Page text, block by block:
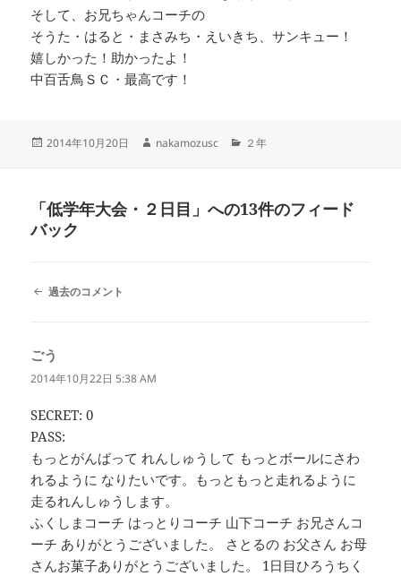
そして、お兄ちゃんコーチの
そうた・はると・まさみち・えいきち、サンキュー！
嬉しかった！助かったよ！
中百舌鳥ＳＣ・最高です！
投
2014年10月20日
作
nakamozusc
カ
ー
２年
「低学年大会・２日目」への13件のフィード
バック
コ
ナ
ビ
ゲ
シ
ョ
ン
過去のコメント
ごう
り:
2014年10月22日 5:38 AM
SECRET: 0
PASS:
もっとがんばって れんしゅうして もっとボールにさわ
れるように なりたいです。もっともっと走れるように
走るれんしゅうします。
ふくしまコーチ はっとりコーチ 山下コーチ お兄さんコ
ーチ ありがとうございました。 さとるの お父さん お母
さんお菓子ありがとうございました。 1日目ひろうちく